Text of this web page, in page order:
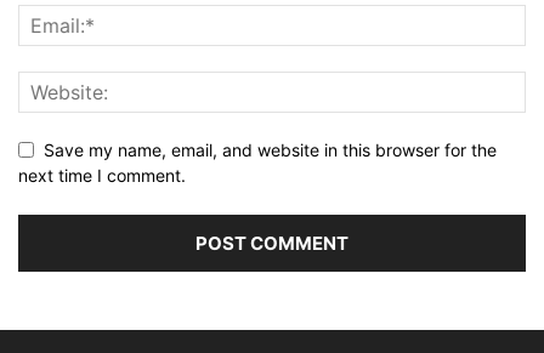
Save my name, email, and website in this browser for the
next time I comment.